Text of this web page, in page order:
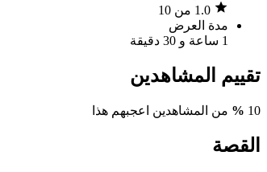
مدة العرض
1 ساعة و 30 دقيقة
تقييم المشاهدين
10
% من المشاهدين اعجبهم هذا
القصة